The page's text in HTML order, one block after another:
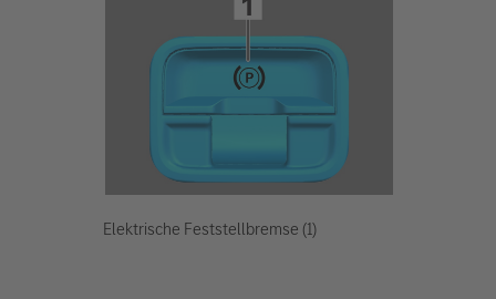
Elektrische Feststellbremse (1)